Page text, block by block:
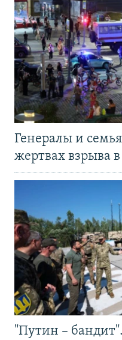
Генералы и
жертвах взрыва
"Путин –